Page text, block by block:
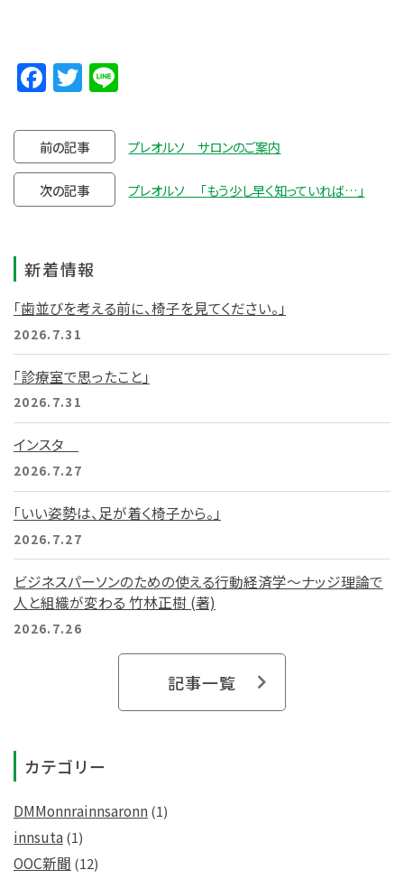
Facebook
Twitter
前の記事 プレオルソ サロンのご案内
次の記事 プレオルソ 「もう少し早く知っていれば…」
新着情報
「歯並びを考える前に、椅子を見てください。」
2026.7.31
「診療室で思ったこと」
2026.7.31
インスタ
2026.7.27
「いい姿勢は、足が着く椅子から。」
2026.7.27
ビジネスパーソンのための使える行動経済学～ナッジ理論で
人と組織が変わる 竹林正樹 (著)
2026.7.26
記事一覧
カテゴリー
DMMonnrainnsaronn(1)
innsuta(1)
OOC新聞 (12)